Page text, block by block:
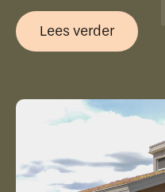
Lees verder